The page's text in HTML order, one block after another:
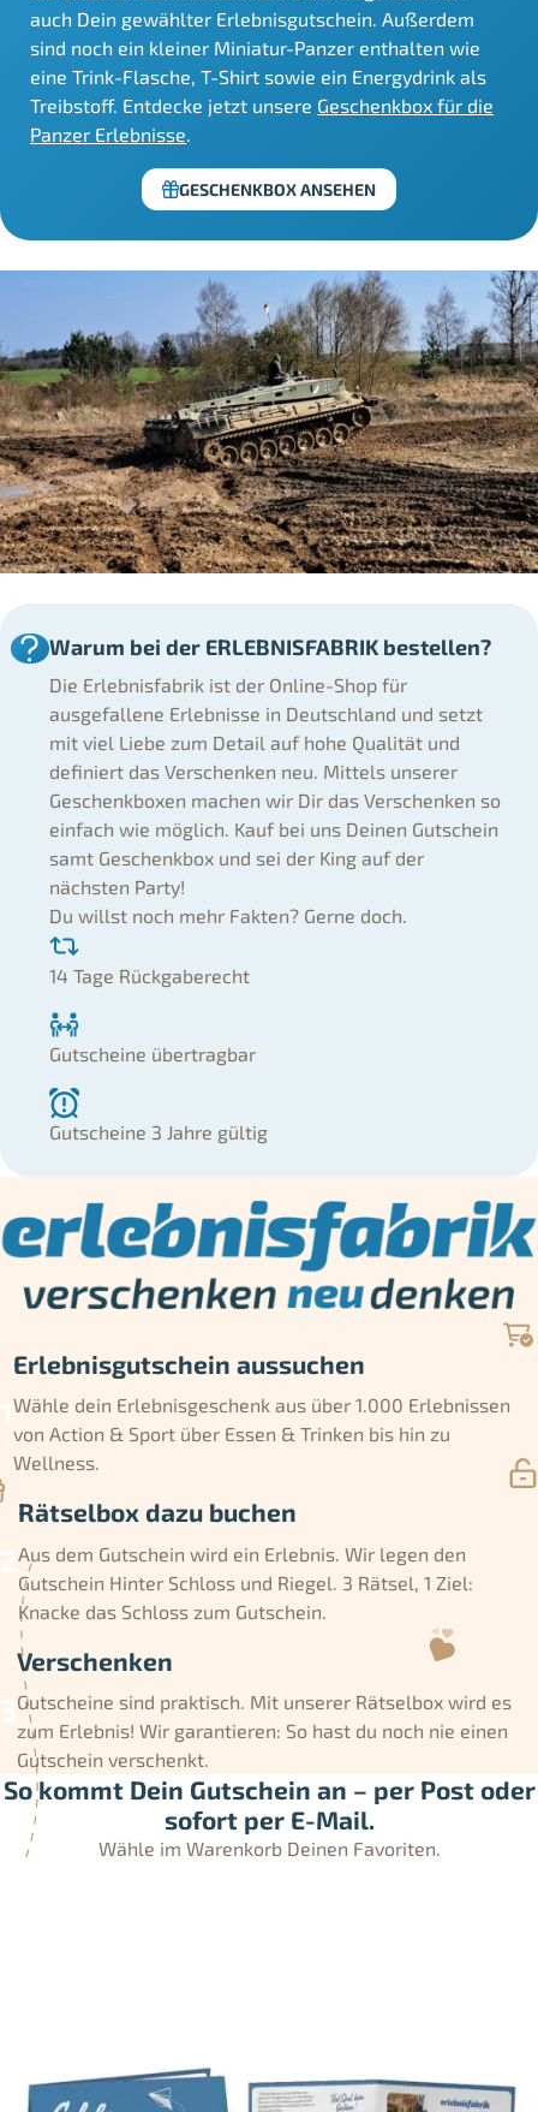
auch Dein gewählter Erlebnisgutschein. Außerdem
sind noch ein kleiner Miniatur-Panzer enthalten wie
eine Trink-Flasche, T-Shirt sowie ein Energydrink als
Treibstoff. Entdecke jetzt unsere Geschenkbox für die
Panzer Erlebnisse.
GESCHENKBOX ANSEHEN
Warum bei der ERLEBNISFABRIK bestellen?
Die Erlebnisfabrik ist der Online-Shop für
ausgefallene Erlebnisse in Deutschland und setzt
mit viel Liebe zum Detail auf hohe Qualität und
definiert das Verschenken neu. Mittels unserer
Geschenkboxen machen wir Dir das Verschenken so
einfach wie möglich. Kauf bei uns Deinen Gutschein
samt Geschenkbox und sei der King auf der
nächsten Party!
Du willst noch mehr Fakten? Gerne doch.
14 Tage Rückgaberecht
Gutscheine übertragbar
Gutscheine 3 Jahre gültig
Erlebnisgutschein aussuchen
Wähle dein Erlebnisgeschenk aus über 1.000 Erlebnissen
von Action & Sport über Essen & Trinken bis hin zu
Wellness.
Rätselbox dazu buchen
Aus dem Gutschein wird ein Erlebnis. Wir legen den
Gutschein Hinter Schloss und Riegel. 3 Rätsel, 1 Ziel:
Knacke das Schloss zum Gutschein.
Verschenken
Gutscheine sind praktisch. Mit unserer Rätselbox wird es
zum Erlebnis! Wir garantieren: So hast du noch nie einen
Gutschein verschenkt.
So kommt Dein Gutschein an – per Post oder
sofort per E-Mail.
Wähle im Warenkorb Deinen Favoriten.